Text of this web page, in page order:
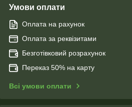
Умови оплати
Оплата на рахунок
Оплата за реквізитами
Безготівковий розрахунок
Переказ 50% на карту
Всі умови оплати